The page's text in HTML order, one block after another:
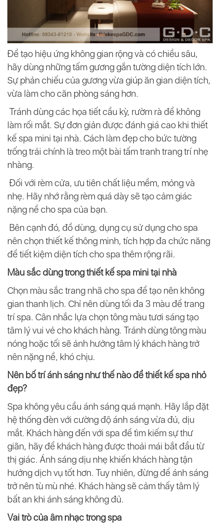
Để tạo hiệu ứng không gian rộng và có chiều sâu,
hãy dùng những tấm gương gắn tường diện tích lớn.
Sự phản chiếu của gương vừa giúp ăn gian diện tích,
vừa làm cho căn phòng sáng hơn.
Tránh dùng các họa tiết cầu kỳ, rườm rà để không
làm rối mắt. Sự đơn giản được đánh giá cao khi thiết
kế spa mini tại nhà. Cách làm đẹp cho bức tường
trống trải chính là treo một bài tấm tranh trang trí nhẹ
nhàng.
Đối với rèm cửa, ưu tiên chất liệu mềm, mỏng và
nhẹ. Hãy nhớ rằng rèm quá dày sẽ tạo cảm giác
nặng nề cho spa của bạn.
Bên cạnh đó, đồ dùng, dụng cụ sử dụng cho spa
nên chọn thiết kế thông minh, tích hợp đa chức năng
để tiết kiệm diện tích cho spa thêm rộng rãi.
Màu sắc dùng trong thiết kế spa mini tại nhà
Chọn màu sắc trang nhã cho spa để tạo nên không
gian thanh lịch. Chỉ nên dùng tối đa 3 màu để trang
trí spa. Cân nhắc lựa chọn tông màu tươi sáng tạo
tâm lý vui vẻ cho khách hàng. Tránh dùng tông màu
nóng hoặc tối sẽ ảnh hưởng tâm lý khách hàng trở
nên nặng nề, khó chịu.
Nên bố trí ánh sáng như thế nào để thiết kế spa nhỏ
đẹp?
Spa không yêu cầu ánh sáng quá mạnh. Hãy lắp đặt
hệ thống đèn với cường độ ánh sáng vừa đủ, dịu
mắt. Khách hàng đến với spa để tìm kiếm sự thư
giãn, hãy để khách hàng được thoải mái bắt đầu từ
thị giác. Ánh sáng dịu nhẹ khiến khách hàng tận
hưởng dịch vụ tốt hơn. Tuy nhiên, đừng để ánh sáng
trở nên tù mù nhé. Khách hàng sẽ cảm thấy tâm lý
bất an khi ánh sáng không đủ.
Vai trò của âm nhạc trong spa